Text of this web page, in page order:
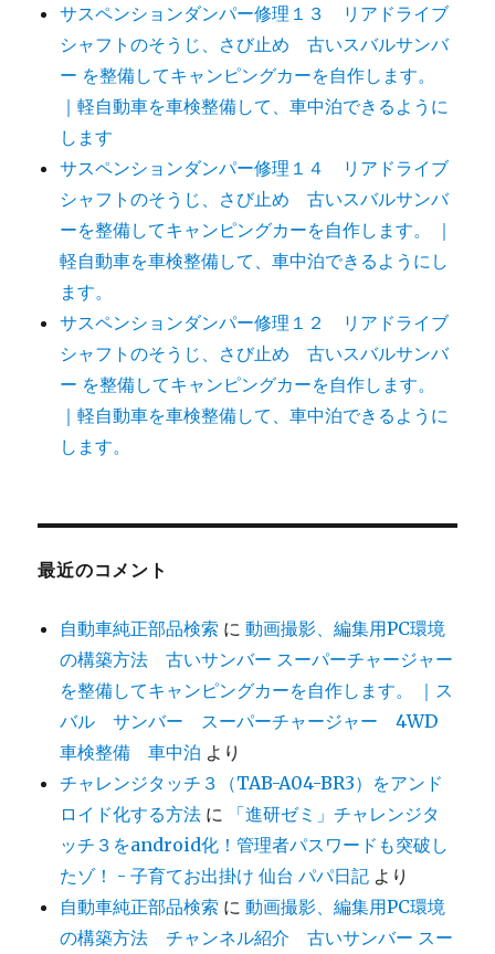
サスペンションダンパー修理１３ リアドライブ
シャフトのそうじ、さび止め 古いスバルサンバ
ー を整備してキャンピングカーを自作します。
｜軽自動車を車検整備して、車中泊できるように
します
サスペンションダンパー修理１４ リアドライブ
シャフトのそうじ、さび止め 古いスバルサンバ
ーを整備してキャンピングカーを自作します。 ｜
軽自動車を車検整備して、車中泊できるようにし
ます。
サスペンションダンパー修理１２ リアドライブ
シャフトのそうじ、さび止め 古いスバルサンバ
ー を整備してキャンピングカーを自作します。
｜軽自動車を車検整備して、車中泊できるように
します。
最近のコメント
自動車純正部品検索 に動画撮影、編集用PC環境
の構築方法 古いサンバー スーパーチャージャー
を整備してキャンピングカーを自作します。 ｜ス
バル サンバー スーパーチャージャー 4WD
車検整備 車中泊 より
チャレンジタッチ３（TAB-A04-BR3）をアンド
ロイド化する方法 に
「進研ゼミ」チャレンジタ
ッチ３をandroid化！管理者パスワードも突破し
たゾ！ - 子育てお出掛け 仙台 パパ日記 より
自動車純正部品検索 に動画撮影、編集用PC環境
の構築方法 チャンネル紹介 古いサンバー スー